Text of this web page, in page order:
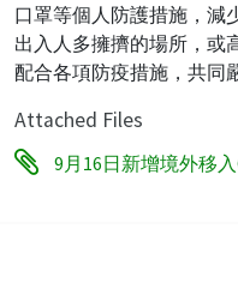
口罩等個人防護措施，減
出入人多擁擠的場所，或
配合各項防疫措施，共同
Attached Files
9月16日新增境外移